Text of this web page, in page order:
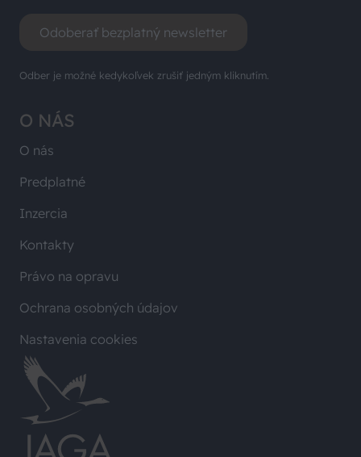
O NÁS
O nás
Predplatné
Inzercia
Kontakty
Právo na opravu
Ochrana osobných údajov
Nastavenia cookies
Odoberať bezplatný newsletter
Odber je možné kedykoľvek zrušiť jedným kliknutím.